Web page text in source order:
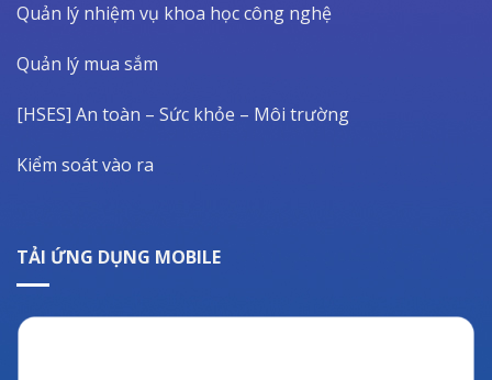
Quản lý nhiệm vụ khoa học công nghệ
Quản lý mua sắm
[HSES] An toàn – Sức khỏe – Môi trường
Kiểm soát vào ra
TẢI ỨNG DỤNG MOBILE